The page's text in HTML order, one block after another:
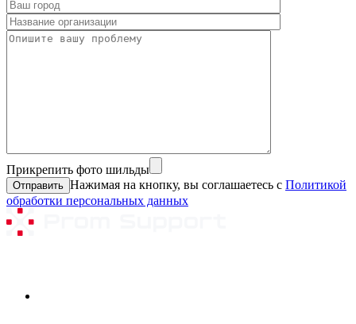
Прикрепить фото шильды
Нажимая на кнопку, вы соглашаетесь с Политикой
обработки персональных данных